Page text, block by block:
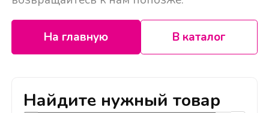
На главную В каталог
Найдите нужный товар